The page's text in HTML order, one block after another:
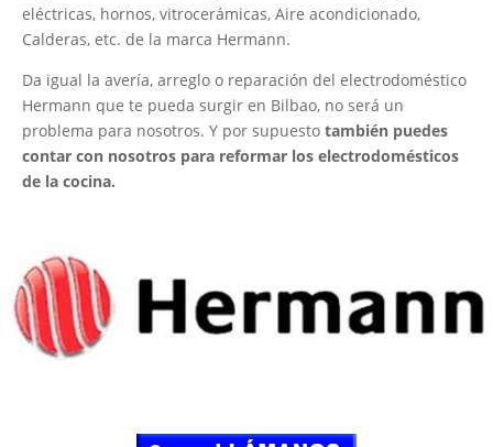
eléctricas, hornos, vitrocerámicas, Aire acondicionado,
Calderas, etc. de la marca Hermann.
Da igual la avería, arreglo o reparación del electrodoméstico
Hermann que te pueda surgir en Bilbao, no será un
problema para nosotros. Y por supuesto también puedes
contar con nosotros para reformar los electrodomésticos
de la cocina.